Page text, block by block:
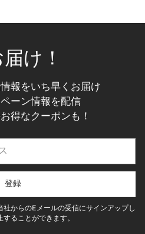
け！
報をいち早くお届け
ーン情報を配信
得なクーポンも！
登録
からのEメールの受信にサインアップし
ることができます。